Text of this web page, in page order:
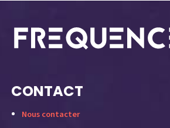
CONTACT
Nous contacter